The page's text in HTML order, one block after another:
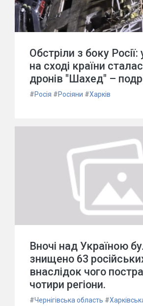
Обстріли з боку Росії:
на сході країни
дронів "Шахед" –
#Росія #Росіяни #Харків
Вночі над Україною
знищено 63
внаслідок чого
чотири регіони.
#Чернігівська область #